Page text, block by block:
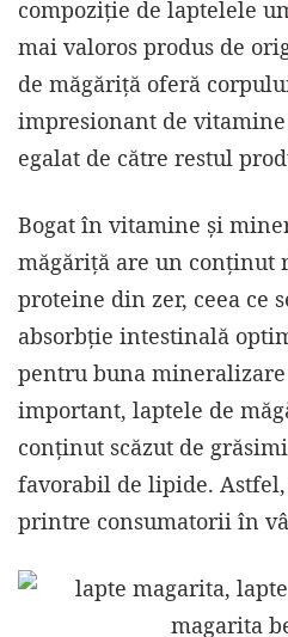
compoziție de laptelele
mai valoros produs de
de măgăriță oferă
impresionant de
egalat de către restul
Bogat în vitamine și
măgăriță are un conținut
proteine din zer, ceea ce
absorbție intestinală
pentru buna
important, laptele de
conținut scăzut de
favorabil de lipide.
printre consumatorii în